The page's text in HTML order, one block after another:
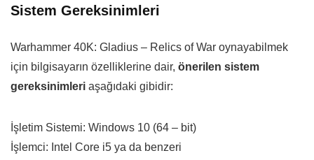
Sistem Gereksinimleri
Warhammer 40K: Gladius – Relics of War oynayabilmek
için bilgisayarın özelliklerine dair, önerilen sistem
gereksinimleri aşağıdaki gibidir:
İşletim Sistemi: Windows 10 (64 – bit)
İşlemci: Intel Core i5 ya da benzeri